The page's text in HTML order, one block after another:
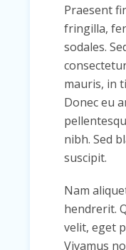
Praesent
fringilla,
sodales.
mauris, in
Donec eu
nibh. Sed
suscipit.
Nam
hendrerit.
velit, eget
Vivamus